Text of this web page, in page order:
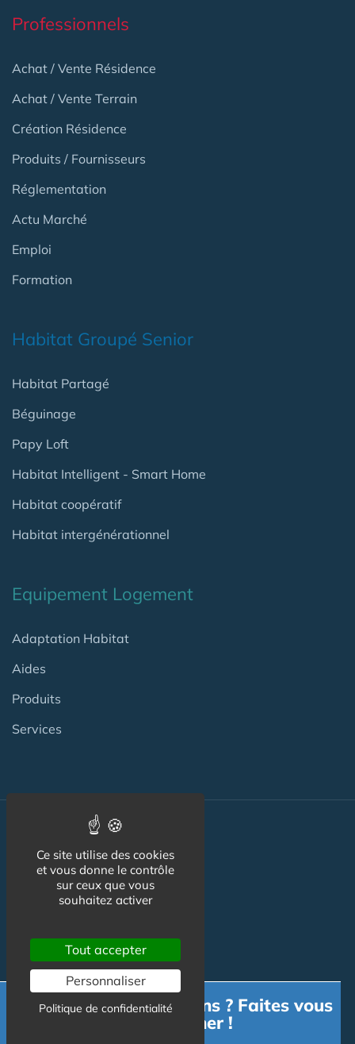
Professionnels
Achat / Vente Résidence
Achat / Vente Terrain
Création Résidence
Produits / Fournisseurs
Réglementation
Actu Marché
Emploi
Formation
Habitat Groupé Senior
Habitat Partagé
Béguinage
Papy Loft
Habitat Intelligent - Smart Home
Habitat coopératif
Habitat intergénérationnel
Equipement Logement
Adaptation Habitat
Aides
Produits
Services
ACTU
Flux RSS
Newsletter
Besoin d'informations ? Faites vous
accompagner !
Ce site utilise des cookies
et vous donne le contrôle
sur ceux que vous
souhaitez activer
Tout accepter
Personnaliser
Politique de confidentialité